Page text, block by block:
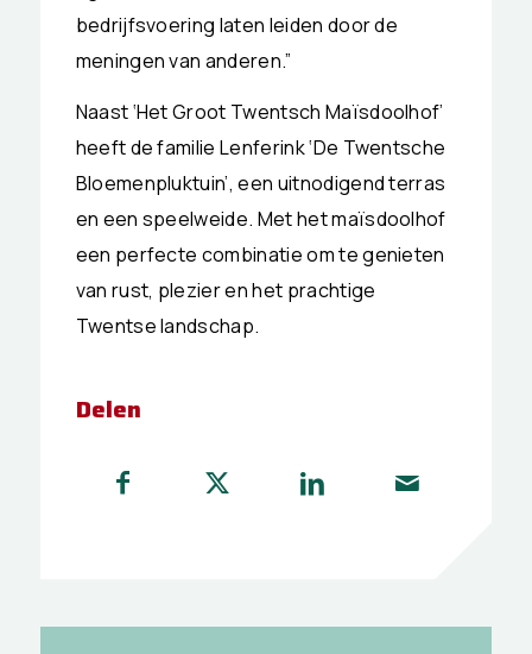
bedrijfsvoering laten leiden door de
meningen van anderen.”
Naast ‘Het Groot Twentsch Maïsdoolhof’
heeft de familie Lenferink ‘De Twentsche
Bloemenpluktuin’, een uitnodigend terras
en een speelweide. Met het maïsdoolhof
een perfecte combinatie om te genieten
van rust, plezier en het prachtige
Twentse landschap.
Delen